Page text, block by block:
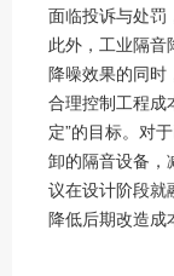
面临投诉与处罚
此外，工业隔音
降噪效果的同时
合理控制工程成
定”的目标。对
卸的隔音设备，
议在设计阶段就
降低后期改造成